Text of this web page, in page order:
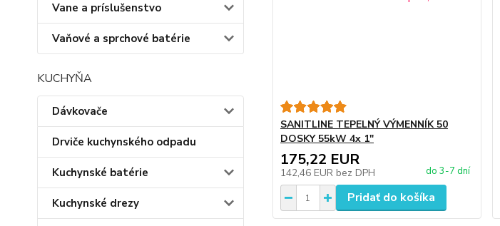
Vane a príslušenstvo
Vaňové a sprchové batérie
KUCHYŇA
Dávkovače
Drviče kuchynského odpadu
Kuchynské batérie
Kuchynské drezy
SANITLINE TEPELNÝ VÝMENNÍK 50
DOSKY 55kW 4x 1"
175,22 EUR
142,46 EUR bez DPH do 3-7 dní
Pridať do košíka